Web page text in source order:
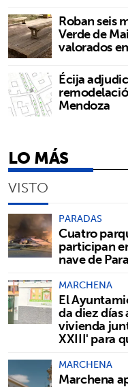
Roban seis
Verde de
valorados
Écija
Mendoza
LO MÁS
VISTO
PARADAS
Cuatro
participan
nave de
MARCHENA
El
da diez
vivienda
XXIII' para
MARCHENA
Marchena